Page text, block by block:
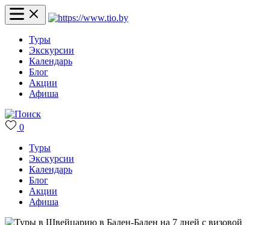
Туры
Экскурсии
Календарь
Блог
Акции
Афиша
0
Туры
Экскурсии
Календарь
Блог
Акции
Афиша